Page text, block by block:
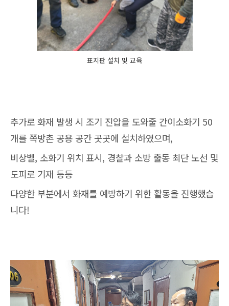
표지판 설치 및 교육
추가로 화재 발생 시 조기 진압을 도와줄 간이소화기 50
개를 쪽방촌 공용 공간 곳곳에 설치하였으며,
비상벨, 소화기 위치 표시, 경찰과 소방 출동 최단 노선 및
도피로 기재 등등
다양한 부분에서 화재를 예방하기 위한 활동을 진행했습
니다!